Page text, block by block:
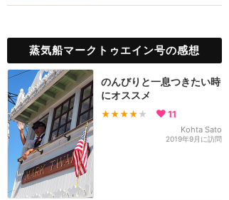
蒸気船マークトゥエイン号の感想
のんびりと一息つきたい時
にオススメ
★★★★ ★ 11
Kohta Sato
2019年9月に訪問